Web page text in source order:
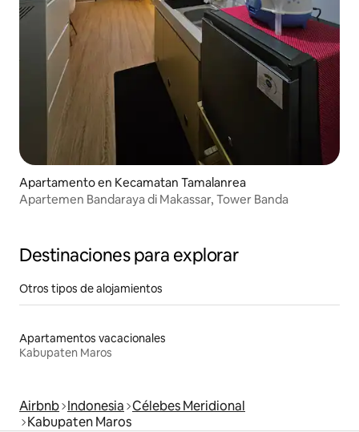
Apartamento en Kecamatan Tamalanrea
Apartemen Bandaraya di Makassar, Tower Banda
Destinaciones para explorar
Otros tipos de alojamientos
Apartamentos vacacionales
Kabupaten Maros
Airbnb Indonesia Célebes Meridional
Kabupaten Maros